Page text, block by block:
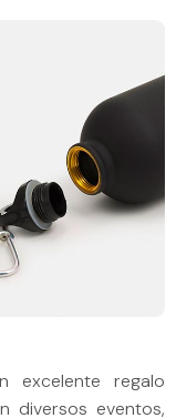
excelente regalo
diversos eventos,